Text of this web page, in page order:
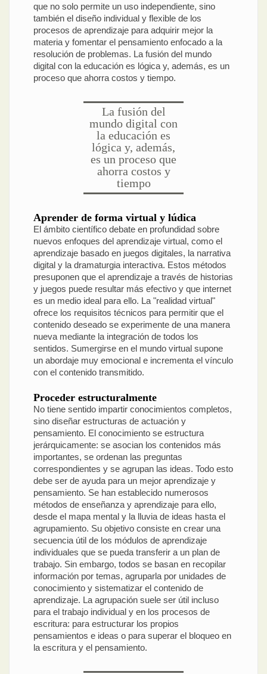
que no solo permite un uso independiente, sino
también el diseño individual y flexible de los
procesos de aprendizaje para adquirir mejor la
materia y fomentar el pensamiento enfocado a la
resolución de problemas. La fusión del mundo
digital con la educación es lógica y, además, es un
proceso que ahorra costos y tiempo.
La fusión del
mundo digital con
la educación es
lógica y, además,
es un proceso que
ahorra costos y
tiempo
Aprender de forma virtual y lúdica
El ámbito científico debate en profundidad sobre
nuevos enfoques del aprendizaje virtual, como el
aprendizaje basado en juegos digitales, la narrativa
digital y la dramaturgia interactiva. Estos métodos
presuponen que el aprendizaje a través de historias
y juegos puede resultar más efectivo y que internet
es un medio ideal para ello. La "realidad virtual"
ofrece los requisitos técnicos para permitir que el
contenido deseado se experimente de una manera
nueva mediante la integración de todos los
sentidos. Sumergirse en el mundo virtual supone
un abordaje muy emocional e incrementa el vínculo
con el contenido transmitido.
Proceder estructuralmente
No tiene sentido impartir conocimientos completos,
sino diseñar estructuras de actuación y
pensamiento. El conocimiento se estructura
jerárquicamente: se asocian los contenidos más
importantes, se ordenan las preguntas
correspondientes y se agrupan las ideas. Todo esto
debe ser de ayuda para un mejor aprendizaje y
pensamiento. Se han establecido numerosos
métodos de enseñanza y aprendizaje para ello,
desde el mapa mental y la lluvia de ideas hasta el
agrupamiento. Su objetivo consiste en crear una
secuencia útil de los módulos de aprendizaje
individuales que se pueda transferir a un plan de
trabajo. Sin embargo, todos se basan en recopilar
información por temas, agruparla por unidades de
conocimiento y sistematizar el contenido de
aprendizaje. La agrupación suele ser útil incluso
para el trabajo individual y en los procesos de
escritura: para estructurar los propios
pensamientos e ideas o para superar el bloqueo en
la escritura y el pensamiento.